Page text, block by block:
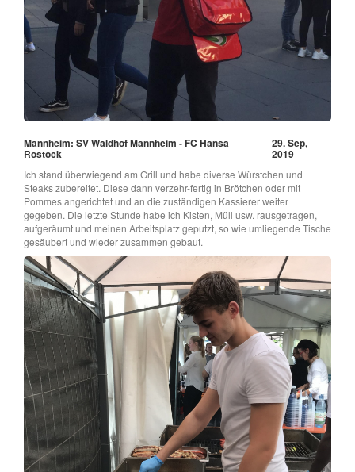
Mannheim: SV Waldhof Mannheim - FC Hansa
Rostock
29. Sep,
2019
Ich stand überwiegend am Grill und habe diverse Würstchen und
Steaks zubereitet. Diese dann verzehr-fertig in Brötchen oder mit
Pommes angerichtet und an die zuständigen Kassierer weiter
gegeben. Die letzte Stunde habe ich Kisten, Müll usw. rausgetragen,
aufgeräumt und meinen Arbeitsplatz geputzt, so wie umliegende Tische
gesäubert und wieder zusammen gebaut.